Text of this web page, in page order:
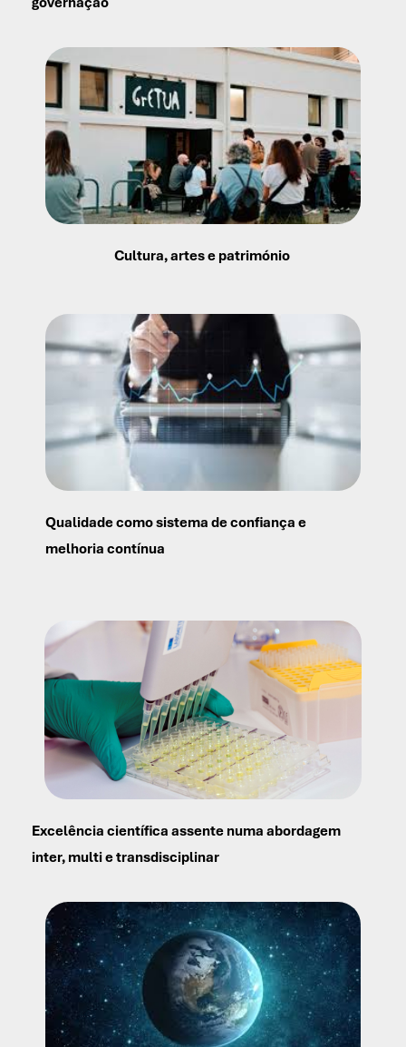
Cultura, artes e património
Qualidade como sistema de confiança e
melhoria contínua
Excelência científica assente numa abordagem
inter, multi e transdisciplinar